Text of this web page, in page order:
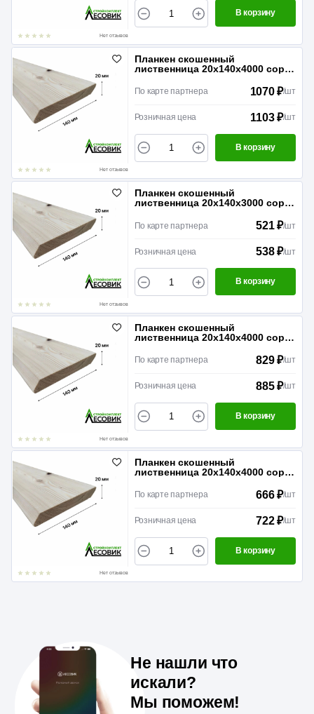
Нет отзывов
В корзину
Нет отзывов
Планкен скошенный
лиственница 20х140х4000 сорт
По карте партнера 1070 ₽/шт
Розничная цена 1103 ₽/шт
В корзину
Нет отзывов
Планкен скошенный
лиственница 20х140х3000 сорт
По карте партнера 521 ₽/шт
Розничная цена 538 ₽/шт
В корзину
Нет отзывов
Планкен скошенный
лиственница 20х140х4000 сорт
По карте партнера 829 ₽/шт
Розничная цена 885 ₽/шт
В корзину
Нет отзывов
Планкен скошенный
лиственница 20х140х4000 сорт
По карте партнера 666 ₽/шт
Розничная цена 722 ₽/шт
В корзину
Не нашли что
искали?
Мы поможем!